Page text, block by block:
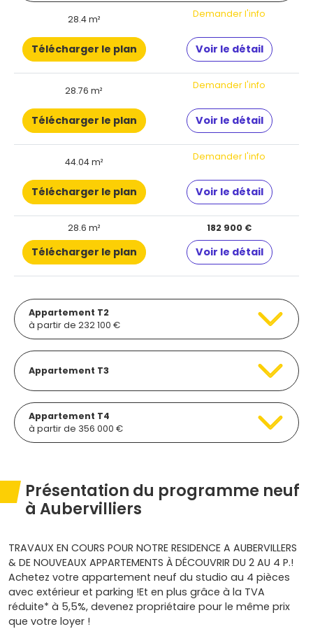
28.4 m² Demander l'info
Télécharger le plan Voir le détail
28.76 m² Demander l'info
Télécharger le plan Voir le détail
44.04 m² Demander l'info
Télécharger le plan Voir le détail
28.6 m² 182 900 €
Télécharger le plan Voir le détail
Appartement T2
à partir de 232 100 €
Appartement T3
Appartement T4
à partir de 356 000 €
Présentation du programme neuf
à Aubervilliers
TRAVAUX EN COURS POUR NOTRE RESIDENCE A AUBERVILLERS
& DE NOUVEAUX APPARTEMENTS À DÉCOUVRIR DU 2 AU 4 P.!
Achetez votre appartement neuf du studio au 4 pièces
avec extérieur et parking !Et en plus grâce à la TVA
réduite* à 5,5%, devenez propriétaire pour le même prix
que votre loyer !